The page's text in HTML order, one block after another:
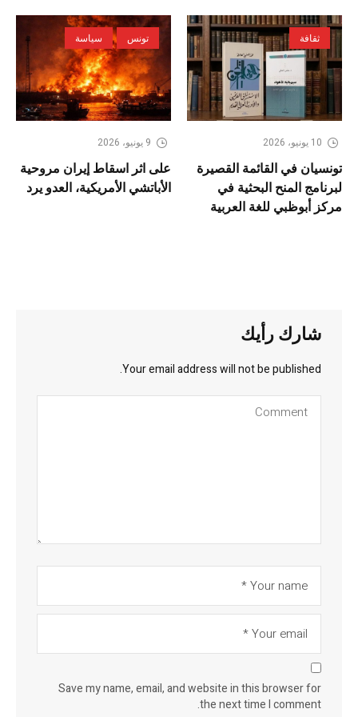
ثقافة
10 يونيو، 2026
تونسيان في القائمة القصيرة
لبرنامج المنح البحثية في
مركز أبوظبي للغة العربية
تونس سياسة
9 يونيو، 2026
على اثر اسقاط إيران مروحية
الأباتشي الأمريكية، العدو يرد
شارك رأيك
Your email address will not be published.
Save my name, email, and website in this browser for
the next time I comment.